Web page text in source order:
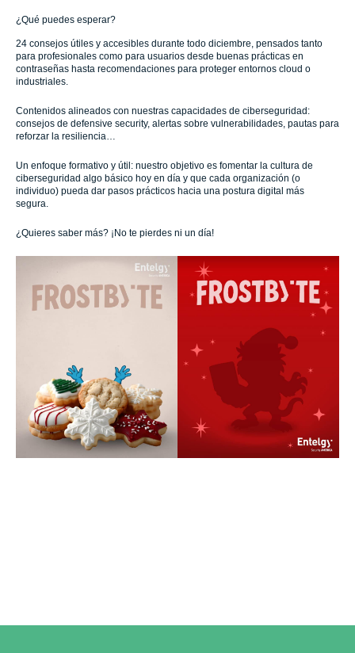
¿Qué puedes esperar?
24 consejos útiles y accesibles durante todo diciembre, pensados tanto
para profesionales como para usuarios desde buenas prácticas en
contraseñas hasta recomendaciones para proteger entornos cloud o
industriales.
Contenidos alineados con nuestras capacidades de ciberseguridad:
consejos de defensive security, alertas sobre vulnerabilidades, pautas para
reforzar la resiliencia…
Un enfoque formativo y útil: nuestro objetivo es fomentar la cultura de
ciberseguridad algo básico hoy en día y que cada organización (o
individuo) pueda dar pasos prácticos hacia una postura digital más
segura.
¿Quieres saber más? ¡No te pierdes ni un día!